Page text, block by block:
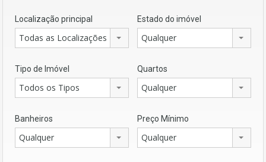
Localização principal
Todas as Localizações
Estado do imóvel
Qualquer
Tipo de Imóvel
Todos os Tipos
Quartos
Qualquer
Banheiros
Qualquer
Preço Mínimo
Qualquer